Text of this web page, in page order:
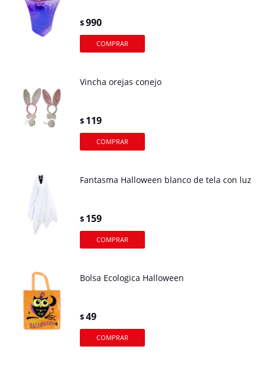
$990
Vincha orejas conejo
$ 119
Fantasma Halloween blanco de tela con luz
$ 159
Bolsa Ecologica Halloween
$49